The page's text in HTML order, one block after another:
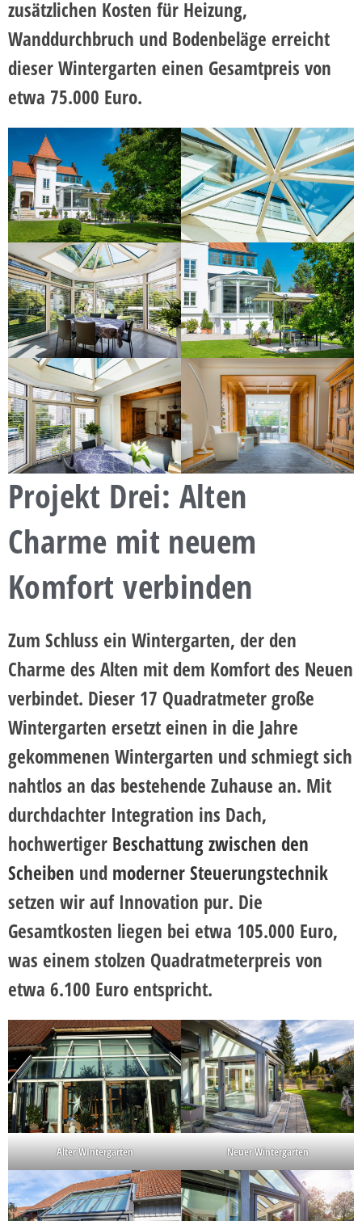
zusätzlichen Kosten für Heizung,
Wanddurchbruch und Bodenbeläge erreicht
dieser Wintergarten einen Gesamtpreis von
etwa 75.000 Euro.
Projekt Drei: Alten
Charme mit neuem
Komfort verbinden
Zum Schluss ein Wintergarten, der den
Charme des Alten mit dem Komfort des Neuen
verbindet. Dieser 17 Quadratmeter große
Wintergarten ersetzt einen in die Jahre
gekommenen Wintergarten und schmiegt sich
nahtlos an das bestehende Zuhause an. Mit
durchdachter Integration ins Dach,
hochwertiger Beschattung zwischen den
Scheiben und moderner Steuerungstechnik
setzen wir auf Innovation pur. Die
Gesamtkosten liegen bei etwa 105.000 Euro,
was einem stolzen Quadratmeterpreis von
etwa 6.100 Euro entspricht.
Alter WIntergarten Neuer Wintergarten